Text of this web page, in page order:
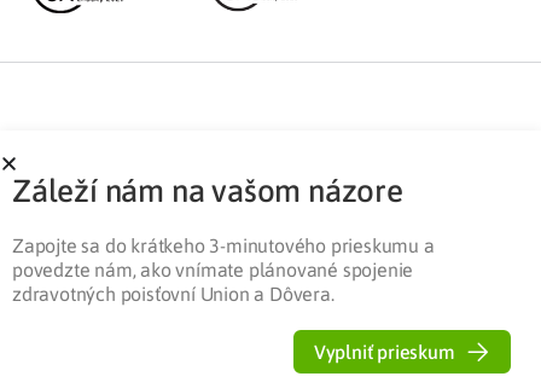
Partnerská zóna Ochrana osobných údajov
Záleží nám na vašom názore
Zapojte sa do krátkeho 3-minutového prieskumu a
povedzte nám, ako vnímate plánované spojenie
zdravotných poisťovní Union a Dôvera.
Vyplniť prieskum